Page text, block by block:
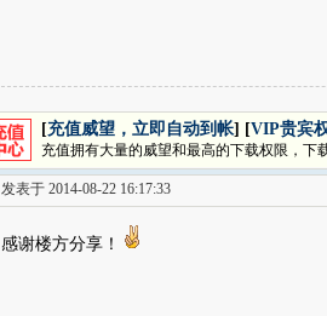
[充值威望，立即自动到帐] [VIP贵宾
充值拥有大量的威望和最高的下载权限，下
发表于 2014-08-22 16:17:33
感谢楼方分享！